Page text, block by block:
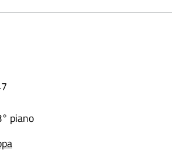
piano